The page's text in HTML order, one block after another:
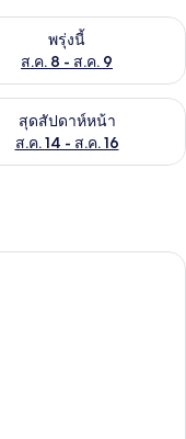
- ส.ค. 8พรุ่งนี้
ส.ค. 8 - ส.ค. 9
บจำนวนห้องพักว่างใน
.ค. 7 - ส.ค. 9
สุดสัปดาห์หน้า
ส.ค. 14 - ส.ค. 16
บจำนวนห้องพักว่างใน
ตียงเดี่ยว 2 เตียง | เครื่องน